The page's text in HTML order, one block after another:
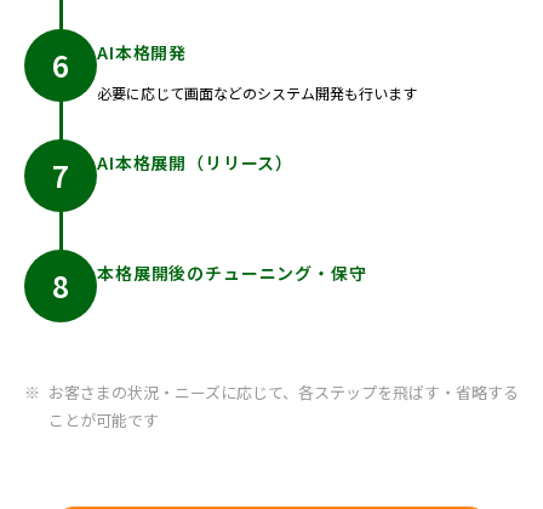
AI本格開発
必要に応じて画面などのシステム開発も行います
AI本格展開（リリース）
本格展開後のチューニング・保守
お客さまの状況・ニーズに応じて、各ステップを飛ばす・省略する
ことが可能です